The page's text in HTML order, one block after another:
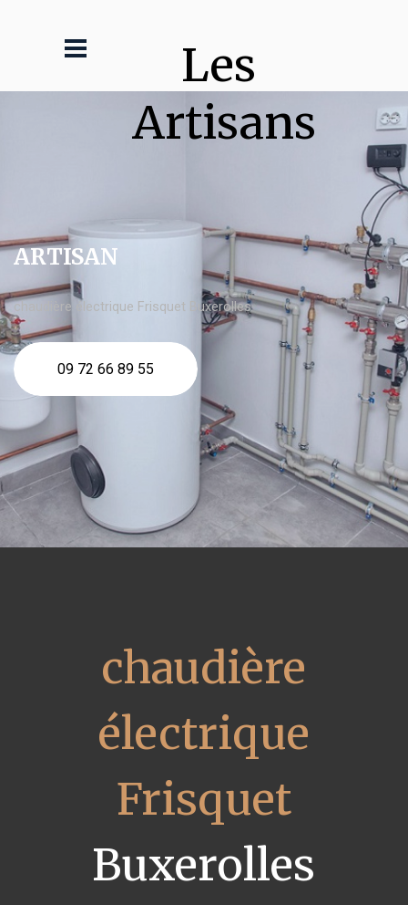
Les
Artisans
ARTISAN
chaudière électrique Frisquet Buxerolles
09 72 66 89 55
chaudière
électrique
Frisquet
Buxerolles